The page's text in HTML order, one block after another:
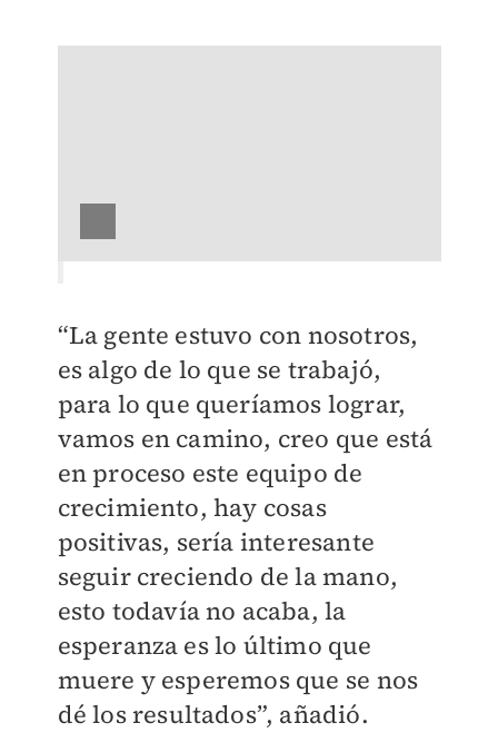
“La gente estuvo con nosotros,
es algo de lo que se trabajó,
para lo que queríamos lograr,
vamos en camino, creo que está
en proceso este equipo de
crecimiento, hay cosas
positivas, sería interesante
seguir creciendo de la mano,
esto todavía no acaba, la
esperanza es lo último que
muere y esperemos que se nos
dé los resultados”, añadió.